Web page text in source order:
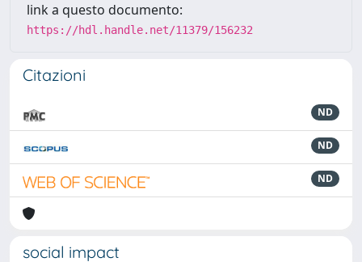
link a questo documento:
https://hdl.handle.net/11379/156232
Citazioni
ND
ND
ND
social impact